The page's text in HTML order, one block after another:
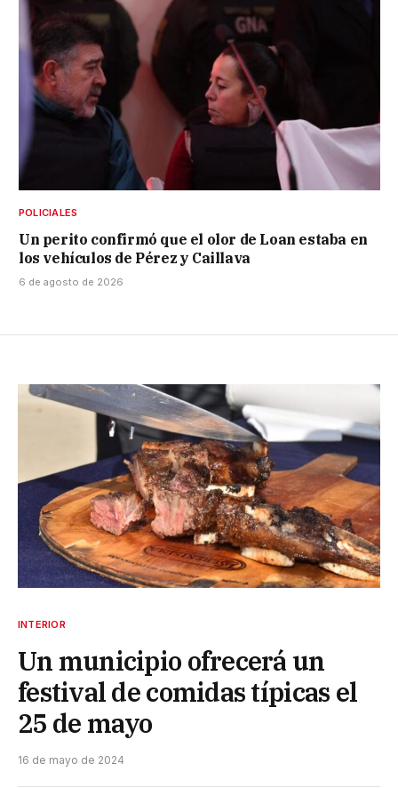
POLICIALES
Un perito confirmó que el olor de Loan estaba en
los vehículos de Pérez y Caillava
6 de agosto de 2026
INTERIOR
Un municipio ofrecerá un
festival de comidas típicas el
25 de mayo
16 de mayo de 2024